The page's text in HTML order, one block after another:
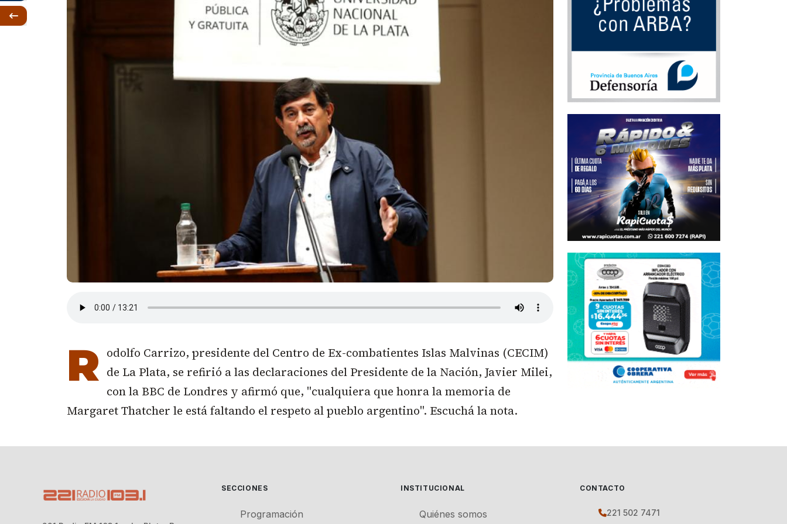
R odolfo Carrizo, presidente del Centro de Ex-combatientes Islas Malvinas (CECIM)
de La Plata, se refirió a las declaraciones del Presidente de la Nación, Javier Milei,
con la BBC de Londres y afirmó que, "cualquiera que honra la memoria de
Margaret Thatcher le está faltando el respeto al pueblo argentino". Escuchá la nota.
SECCIONES
Programación
INSTITUCIONAL
Quiénes somos
CONTACTO
221 502 7471